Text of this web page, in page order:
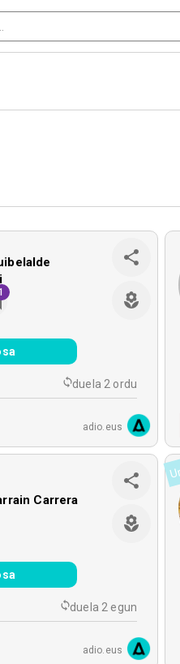
duela 2 ordu
adio.eus
Carrera
duela 2 egun
adio.eus